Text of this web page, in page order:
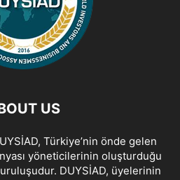
US
Türkiye’nin önde gelen
yöneticilerinin oluşturduğu
DUYSİAD, üyelerinin